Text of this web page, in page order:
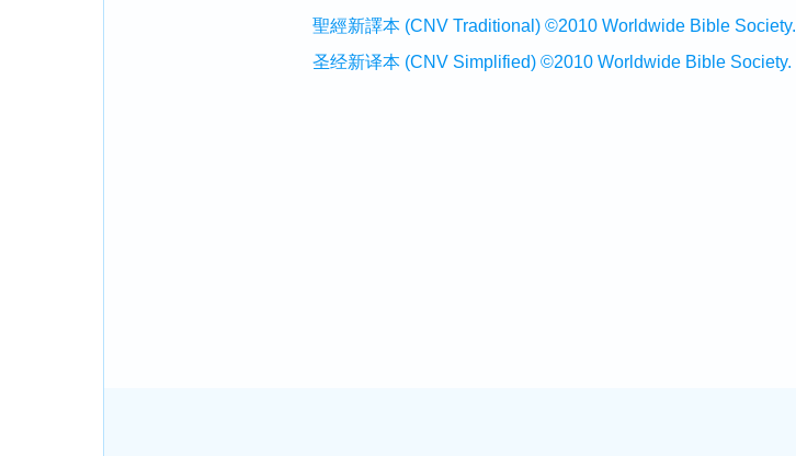
聖經新譯本 (CNV Traditional) ©2010 Worldwide Bible Society.
圣经新译本 (CNV Simplified) ©2010 Worldwide Bible Society.